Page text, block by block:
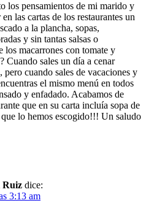
los pensamientos de mi marido y
las cartas de los restaurantes un
a la plancha, sopas,
y sin tantas salsas o
los macarrones con tomate y
Cuando sales un día a cenar
pero cuando sales de vacaciones y
el mismo menú en todos
y enfadado. Acabamos de
que en su carta incluía sopa de
lo hemos escogido!!! Un saludo
Ruiz dice:
3:13 am